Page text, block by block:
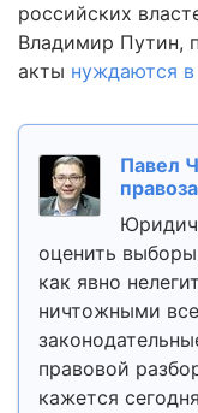
российских
Владимир Путин,
акты нуждаются в
Павел
оценить
как явно
ничтожными
правовой
кажется